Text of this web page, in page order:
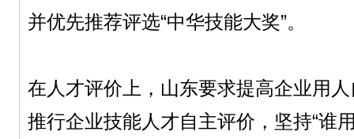
并优先推荐评选“中华技能大奖”。
在人才评价上，山东要求提高企业用
推行企业技能人才自主评价，坚持“谁